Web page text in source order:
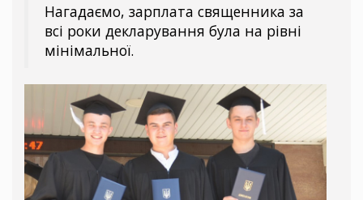
Нагадаємо, зарплата священника за
всі роки декларування була на рівні
мінімальної.